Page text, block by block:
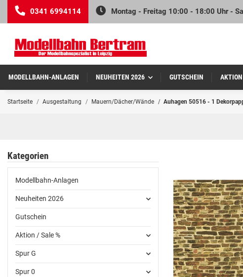
0341 6994114 Montag - Freitag 10:00 - 18:00 Uhr -
MODELLBAHN-ANLAGEN NEUHEITEN 2026 GUTSCHEIN
Startseite Ausgestaltung Mauern/Dächer/Wände Auhagen 50516 - 1
Kategorien
Modellbahn-Anlagen
Neuheiten 2026
Gutschein
Aktion / Sale %
Spur G
Spur 0